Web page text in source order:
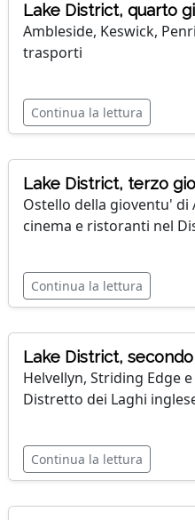
Lake District, quarto
Ambleside, Keswick,
trasporti
Continua la lettura
Lake District, terzo
Ostello della gioventu' di
cinema e ristoranti nel
Continua la lettura
Lake District,
Helvellyn, Striding Edge
Distretto dei Laghi
Continua la lettura